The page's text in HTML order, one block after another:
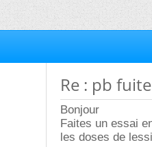
Re : pb
Bonjour
Faites un essai
les doses de